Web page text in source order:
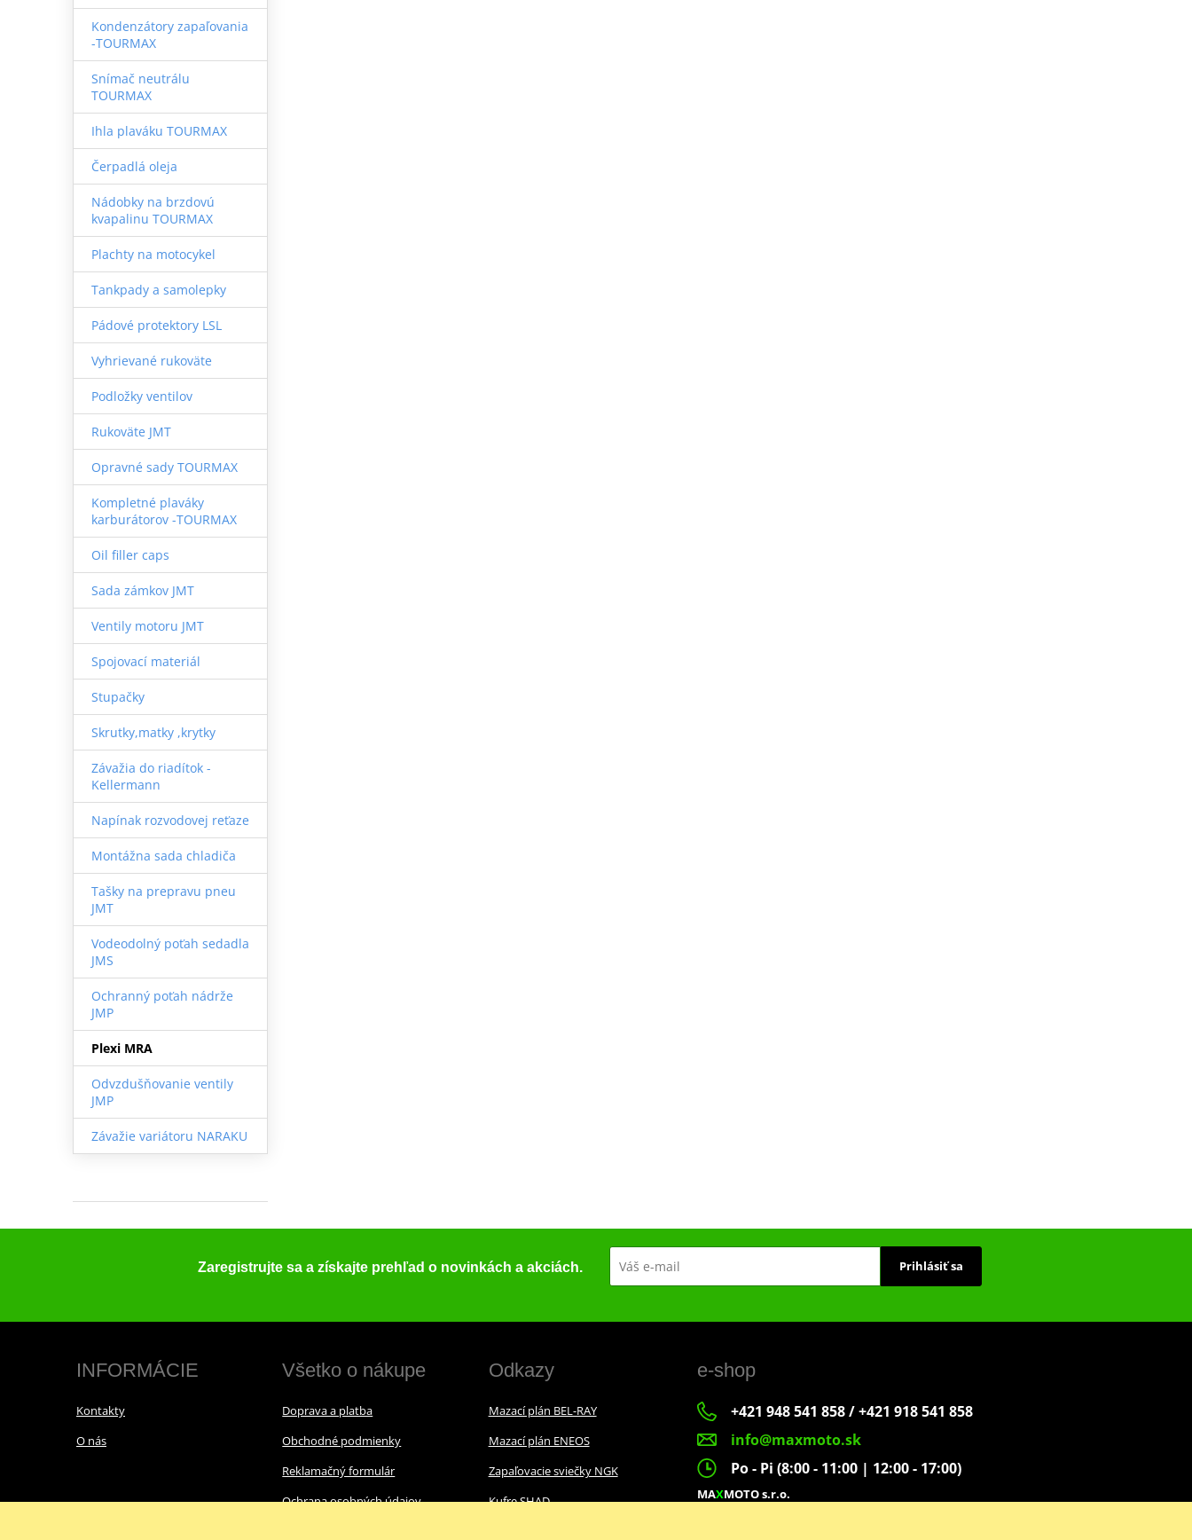
Kondenzátory zapaľovania
-TOURMAX
Snímač neutrálu
TOURMAX
Ihla plaváku TOURMAX
Čerpadlá oleja
Nádobky na brzdovú
kvapalinu TOURMAX
Plachty na motocykel
Tankpady a samolepky
Pádové protektory LSL
Vyhrievané rukoväte
Podložky ventilov
Rukoväte JMT
Opravné sady TOURMAX
Kompletné plaváky
karburátorov -TOURMAX
Oil filler caps
Sada zámkov JMT
Ventily motoru JMT
Spojovací materiál
Stupačky
Skrutky,matky ,krytky
Závažia do riadítok -
Kellermann
Napínak rozvodovej reťaze
Montážna sada chladiča
Tašky na prepravu pneu
JMT
Vodeodolný poťah sedadla
JMS
Ochranný poťah nádrže
JMP
Plexi MRA
Odvzdušňovanie ventily
JMP
Závažie variátoru NARAKU
Zaregistrujte sa a získajte prehľad o novinkách a akciách. Prihlásiť sa
INFORMÁCIE
Kontakty
O nás
Všetko o nákupe
Doprava a platba
Obchodné podmienky
Reklamačný formulár
Ochrana osobných údajov
Odkazy
Mazací plán BEL-RAY
Mazací plán ENEOS
Zapaľovacie sviečky NGK
Kufre SHAD
e-shop
+421 948 541 858 / +421 918 541 858
info@maxmoto.sk
Po - Pi (8:00 - 11:00 | 12:00 - 17:00)
MAXMOTO s.r.o.